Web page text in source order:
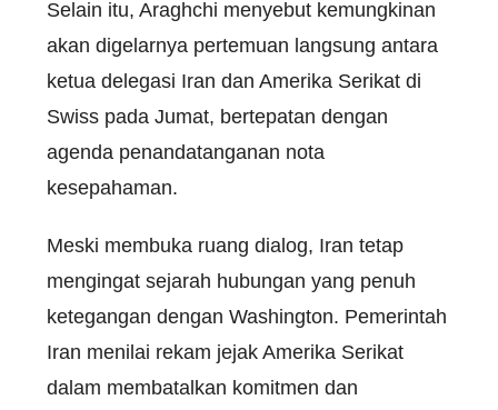
Selain itu, Araghchi menyebut kemungkinan
akan digelarnya pertemuan langsung antara
ketua delegasi Iran dan Amerika Serikat di
Swiss pada Jumat, bertepatan dengan
agenda penandatanganan nota
kesepahaman.
Meski membuka ruang dialog, Iran tetap
mengingat sejarah hubungan yang penuh
ketegangan dengan Washington. Pemerintah
Iran menilai rekam jejak Amerika Serikat
dalam membatalkan komitmen dan